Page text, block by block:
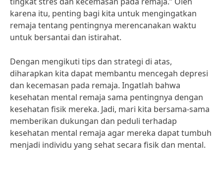
karena itu, penting bagi kita untuk mengingatkan
remaja tentang pentingnya merencanakan waktu
untuk bersantai dan istirahat.
Dengan mengikuti tips dan strategi di atas,
diharapkan kita dapat membantu mencegah depresi
dan kecemasan pada remaja. Ingatlah bahwa
kesehatan mental remaja sama pentingnya dengan
kesehatan fisik mereka. Jadi, mari kita bersama-sama
memberikan dukungan dan peduli terhadap
kesehatan mental remaja agar mereka dapat tumbuh
menjadi individu yang sehat secara fisik dan mental.